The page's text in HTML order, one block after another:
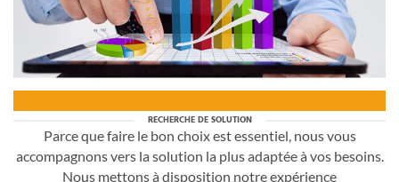
RECHERCHE DE SOLUTION
Parce que faire le bon choix est essentiel, nous vous
accompagnons vers la solution la plus adaptée à vos besoins.
Nous mettons à disposition notre expérience